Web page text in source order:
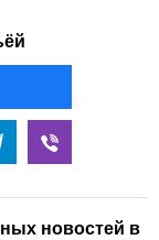
новостей в